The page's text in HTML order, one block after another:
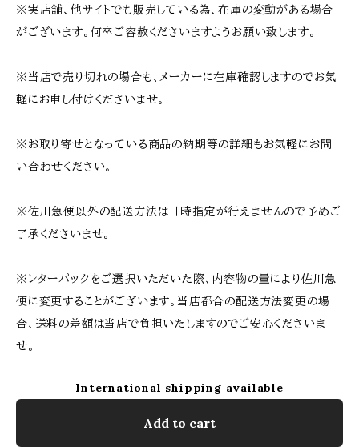
※実店舗、他サイトでも販売している為、在庫の変動がある場合
がございます。何卒ご容赦くださいますようお願い致します。
※当店で売り切れの場合も、メーカーに在庫確認しますのでお気
軽にお申し付けくださいませ。
※お取り寄せとなっている商品の納期等の詳細もお気軽にお問
い合わせください。
※佐川急便以外の配送方法は日時指定が行えませんので予めご
了承くださいませ。
※レターパックをご選択いただいた際、内容物の量により佐川急
便に変更することがございます。当店都合の配送方法変更の場
合、送料の差額は当店で負担いたしますのでご安心くださいま
せ。
International shipping available
Add to cart